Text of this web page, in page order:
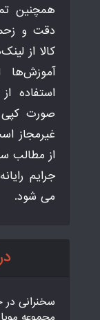
همچنین
دقت و
کالا از
آموزش‌ها
استفاده
صورت کپی
غیرمجاز
از مطالب
جرایم
می شود.
سخنرانی در